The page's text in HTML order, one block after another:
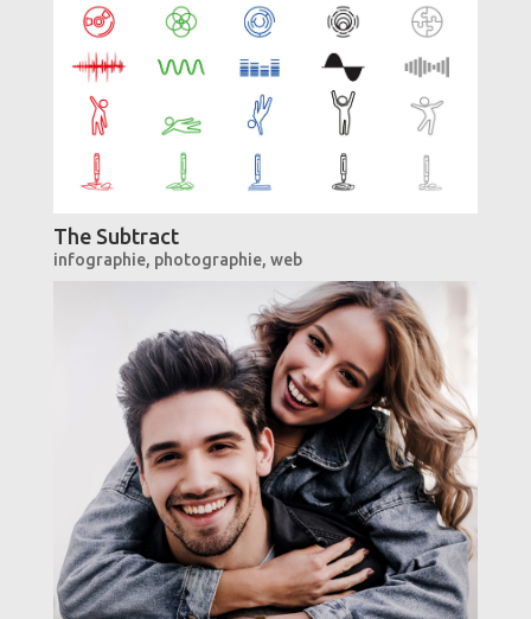
The Subtract
infographie, photographie, web